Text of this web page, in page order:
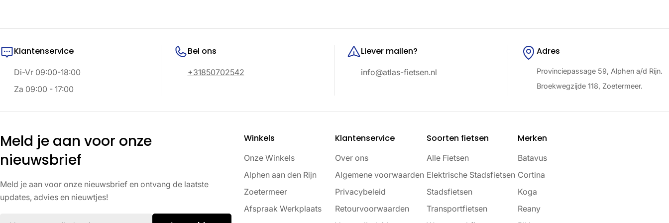
Klantenservice
Di-Vr 09:00-18:00
Za 09:00 - 17:00
Bel ons
+31850702542
Liever mailen?
info@atlas-fietsen.nl
Adres
Provinciepassage 59, Alphen a/d Rijn.
Broekwegzijde 118, Zoetermeer.
Meld je aan voor onze
nieuwsbrief
Meld je aan voor onze nieuwsbrief en ontvang de laatste
updates, advies en nieuwtjes!
Winkels
Onze Winkels
Alphen aan den Rijn
Zoetermeer
Afspraak Werkplaats
Klantenservice
Over ons
Algemene voorwaarden
Privacybeleid
Retourvoorwaarden
Soorten fietsen
Alle Fietsen
Elektrische Stadsfietsen
Stadsfietsen
Transportfietsen
Merken
Batavus
Cortina
Koga
Reany